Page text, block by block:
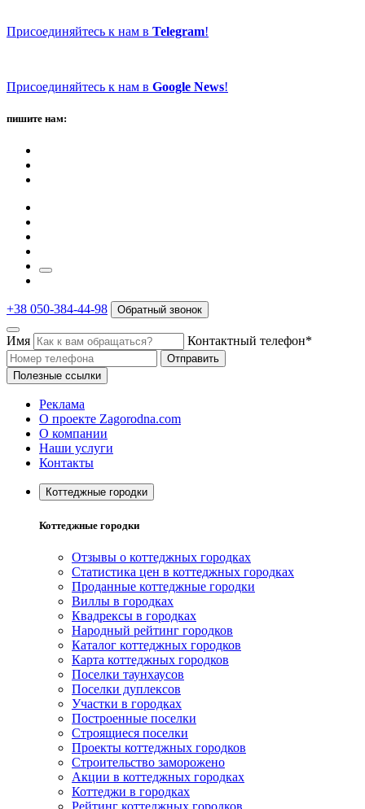
Присоединяйтесь к нам в Telegram!
Присоединяйтесь к нам в Google News!
пишите нам:
+38 050-384-44-98 Обратный звонок
Имя Контактный телефон*
Отправить
Полезные ссылки
Реклама
О проекте Zagorodna.com
О компании
Наши услуги
Контакты
Коттеджные городки
Коттеджные городки
Отзывы о коттеджных городках
Статистика цен в коттеджных городках
Проданные коттеджные городки
Виллы в городках
Квадрексы в городках
Народный рейтинг городков
Каталог коттеджных городков
Карта коттеджных городков
Поселки таунхаусов
Поселки дуплексов
Участки в городках
Построенные поселки
Строящиеся поселки
Проекты коттеджных городков
Строительство заморожено
Акции в коттеджных городках
Коттеджи в городках
Рейтинг коттеджных городков